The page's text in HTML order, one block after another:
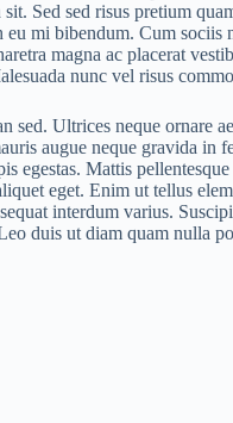
Sed sed risus pretium
mi bibendum. Cum
magna ac placerat
nunc vel risus
sed. Ultrices neque ornare
augue neque gravida in
egestas. Mattis
eget. Enim ut tellus
interdum varius.
duis ut diam quam nulla